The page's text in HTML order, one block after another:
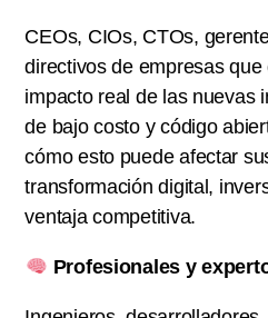
CEOs, CIOs, CTOs,
directivos de empresas que
impacto real de las nuevas
de bajo costo y código
cómo esto puede afectar
transformación digital,
ventaja competitiva.
Profesionales y